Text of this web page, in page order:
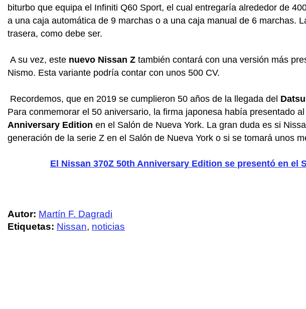
biturbo que equipa el Infiniti Q60 Sport, el cual entregaría alrededor de
a una caja automática de 9 marchas o a una caja manual de 6 marchas.
trasera, como debe ser.
A su vez, este nuevo Nissan Z también contará con una versión más
Nismo. Esta variante podría contar con unos 500 CV.
Recordemos, que en 2019 se cumplieron 50 años de la llegada del
Para conmemorar el 50 aniversario, la firma japonesa había presentado al
Anniversary Edition en el Salón de Nueva York. La gran duda es si
generación de la serie Z en el Salón de Nueva York o si se tomará unos
El Nissan 370Z 50th Anniversary Edition se presentó en el
Autor: Martín F. Dagradi
Etiquetas: Nissan, noticias